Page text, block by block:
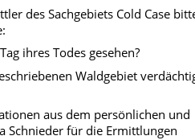
des Sachgebiets Cold Case
ihres Todes gesehen?
Waldgebiet
aus dem persönlichen und
Schnieder für die Ermittlungen